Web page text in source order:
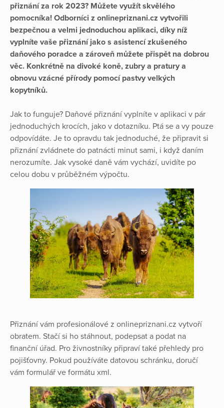
přiznání za rok 2023? Můžete využít skvělého
pomocníka! Odborníci z onlinepriznani.cz vytvořili
bezpečnou a velmi jednoduchou aplikaci, díky níž
vyplníte vaše přiznání jako s asistencí zkušeného
daňového poradce a zároveň můžete přispět na dobrou
věc. Konkrétně na divoké koně, zubry a pratury a
obnovu vzácné přírody pomocí pastvy velkých
kopytníků.
Jak to funguje? Daňové přiznání vyplníte v aplikaci v pár
jednoduchých krocích, jako v dotazníku. Ptá se a vy pouze
odpovídáte. Je to opravdu tak jednoduché, že připravit si
přiznání zvládnete do patnácti minut sami, i když daním
nerozumíte. Jak vysoké daně vám vychází, uvidíte po
celou dobu v průběžném výpočtu.
Přiznání vám profesionálové z onlinepriznani.cz vytvoří
obratem. Stačí si ho stáhnout, podepsat a podat na
finanční úřad. Pro živnostníky připraví také přehledy pro
pojišťovny. Pokud používáte datovou schránku, doručí
vám formulář ve formátu xml.